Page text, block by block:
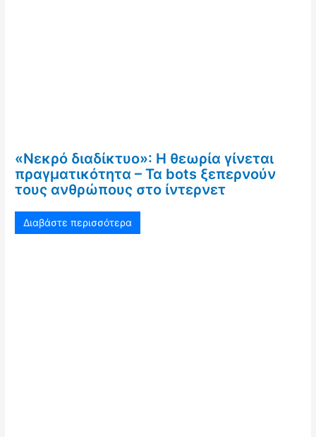
«Νεκρό διαδίκτυο»: Η θεωρία γίνεται
πραγματικότητα – Τα bots ξεπερνούν
τους ανθρώπους στο ίντερνετ
Διαβάστε περισσότερα